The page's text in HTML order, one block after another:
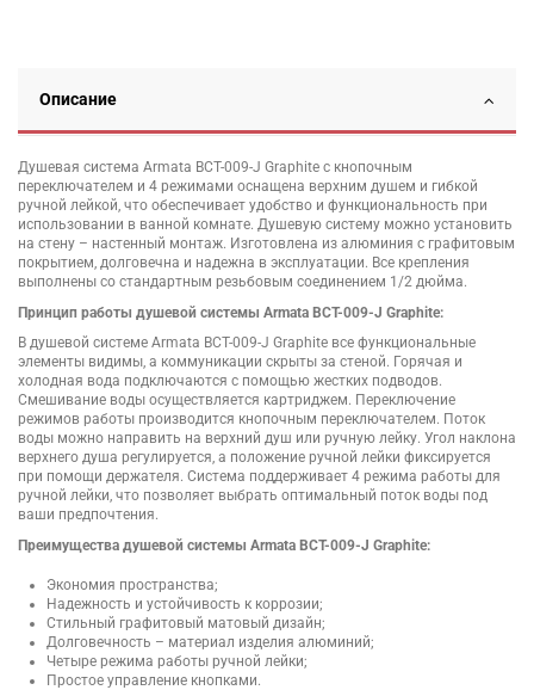
Описание
Душевая система Armata BCT-009-J Graphite с кнопочным
переключателем и 4 режимами оснащена верхним душем и гибкой
ручной лейкой, что обеспечивает удобство и функциональность при
использовании в ванной комнате. Душевую систему можно установить
на стену – настенный монтаж. Изготовлена из алюминия с графитовым
покрытием, долговечна и надежна в эксплуатации. Все крепления
выполнены со стандартным резьбовым соединением 1/2 дюйма.
Принцип работы душевой системы Armata BCT-009-J Graphite:
В душевой системе Armata BCT-009-J Graphite все функциональные
элементы видимы, а коммуникации скрыты за стеной. Горячая и
холодная вода подключаются с помощью жестких подводов.
Смешивание воды осуществляется картриджем. Переключение
режимов работы производится кнопочным переключателем. Поток
воды можно направить на верхний душ или ручную лейку. Угол наклона
верхнего душа регулируется, а положение ручной лейки фиксируется
при помощи держателя. Система поддерживает 4 режима работы для
ручной лейки, что позволяет выбрать оптимальный поток воды под
ваши предпочтения.
Преимущества душевой системы Armata BCT-009-J Graphite:
Экономия пространства;
Надежность и устойчивость к коррозии;
Стильный графитовый матовый дизайн;
Долговечность – материал изделия алюминий;
Четыре режима работы ручной лейки;
Простое управление кнопками.